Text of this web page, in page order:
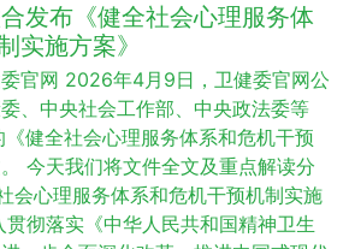
发布《健全社会心理服务体
实施方案》
官网 2026年4月9日，卫健委官网公
、中央社会工作部、中央政法委等
健全社会心理服务体系和危机干预
今天我们将文件全文及重点解读分
会心理服务体系和危机干预机制实施
彻落实《中华人民共和国精神卫生